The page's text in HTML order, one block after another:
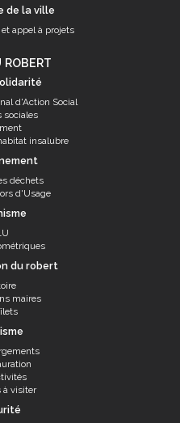
de la ville
appel à projets
ROBERT
d'Action Social
sociales
insalubre
déchets
d'Usage
du robert
maires
à visiter